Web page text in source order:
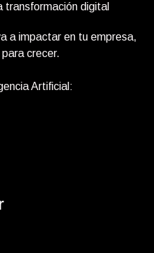
transformación digital
a impactar en tu empresa,
crecer.
Artificial: